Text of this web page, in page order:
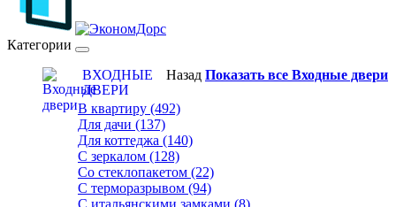
Категории
ВХОДНЫЕ
ДВЕРИ
Назад Показать все Входные двери
В квартиру (492)
Для дачи (137)
Для коттеджа (140)
С зеркалом (128)
Со стеклопакетом (22)
С терморазрывом (94)
С итальянскими замками (8)